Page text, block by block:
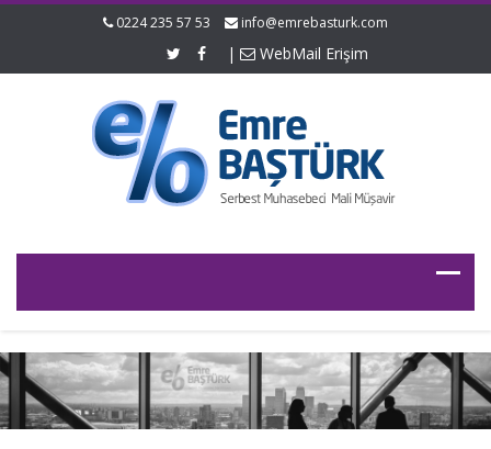
0224 235 57 53 info@emrebasturk.com
| WebMail Erişim